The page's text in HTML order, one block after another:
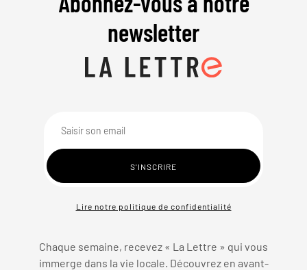
newsletter
Lire notre politique de confidentialité
Chaque semaine, recevez « La Lettre » qui vous
immerge dans la vie locale. Découvrez en avant-